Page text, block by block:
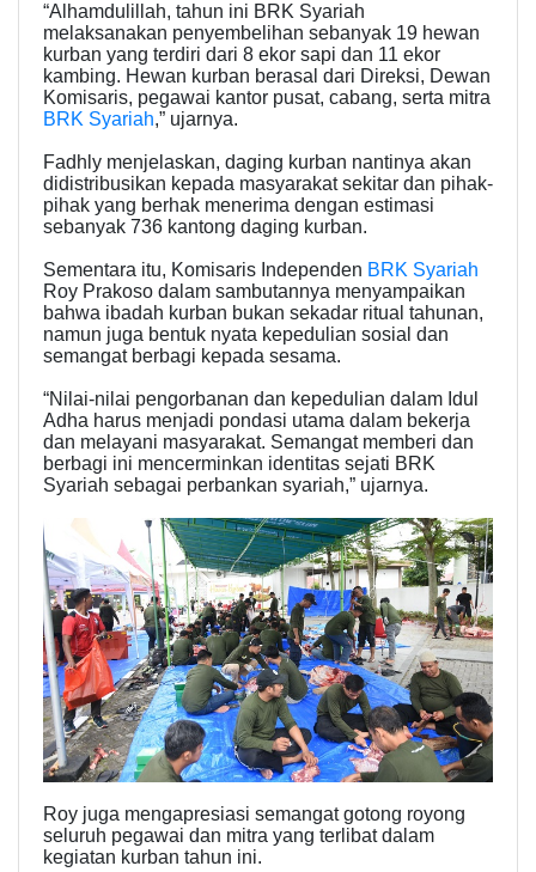
“Alhamdulillah, tahun ini BRK Syariah
melaksanakan penyembelihan sebanyak 19 hewan
kurban yang terdiri dari 8 ekor sapi dan 11 ekor
kambing. Hewan kurban berasal dari Direksi, Dewan
Komisaris, pegawai kantor pusat, cabang, serta mitra
BRK Syariah,” ujarnya.
Fadhly menjelaskan, daging kurban nantinya akan
didistribusikan kepada masyarakat sekitar dan pihak-
pihak yang berhak menerima dengan estimasi
sebanyak 736 kantong daging kurban.
Sementara itu, Komisaris Independen BRK Syariah
Roy Prakoso dalam sambutannya menyampaikan
bahwa ibadah kurban bukan sekadar ritual tahunan,
namun juga bentuk nyata kepedulian sosial dan
semangat berbagi kepada sesama.
“Nilai-nilai pengorbanan dan kepedulian dalam Idul
Adha harus menjadi pondasi utama dalam bekerja
dan melayani masyarakat. Semangat memberi dan
berbagi ini mencerminkan identitas sejati BRK
Syariah sebagai perbankan syariah,” ujarnya.
Roy juga mengapresiasi semangat gotong royong
seluruh pegawai dan mitra yang terlibat dalam
kegiatan kurban tahun ini.